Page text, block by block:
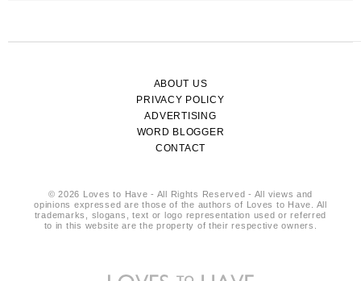
ABOUT US
PRIVACY POLICY
ADVERTISING
WORD BLOGGER
CONTACT
© 2026 Loves to Have - All Rights Reserved - All views and
opinions expressed are those of the authors of Loves to Have. All
trademarks, slogans, text or logo representation used or referred
to in this website are the property of their respective owners.